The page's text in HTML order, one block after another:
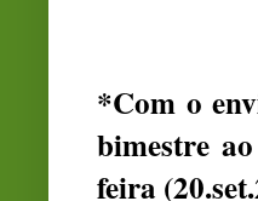
*Com o
bimestre
feira